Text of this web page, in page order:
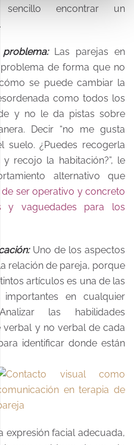
encontrar un
Las parejas en
de forma que no
se puede cambiar la
como todos los
y no le da pistas sobre
Decir “no me gusta
¿Puedes recogerla
recojo la habitación?”, le
alternativo que
de ser operativo y concreto
y vaguedades para los
Uno de los aspectos
relación de pareja, porque
artículos es una de las
en cualquier
las habilidades
y no verbal de cada
identificar donde están
expresión facial adecuada,